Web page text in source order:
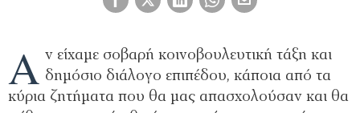
Α ν είχαμε σοβαρή κοινοβουλευτική τάξη και
δημόσιο διάλογο επιπέδου, κάποια από τα
κύρια ζητήματα που θα μας απασχολούσαν και θα